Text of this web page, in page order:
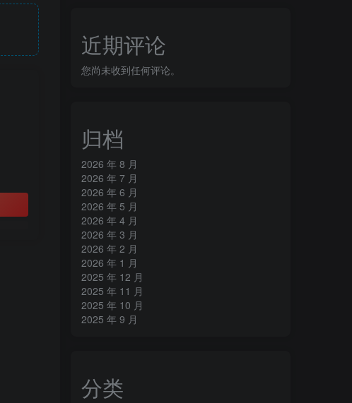
近期评论
您尚未收到任何评论。
归档
2026 年 8 月
2026 年 7 月
2026 年 6 月
2026 年 5 月
2026 年 4 月
2026 年 3 月
2026 年 2 月
2026 年 1 月
2025 年 12 月
2025 年 11 月
2025 年 10 月
2025 年 9 月
分类